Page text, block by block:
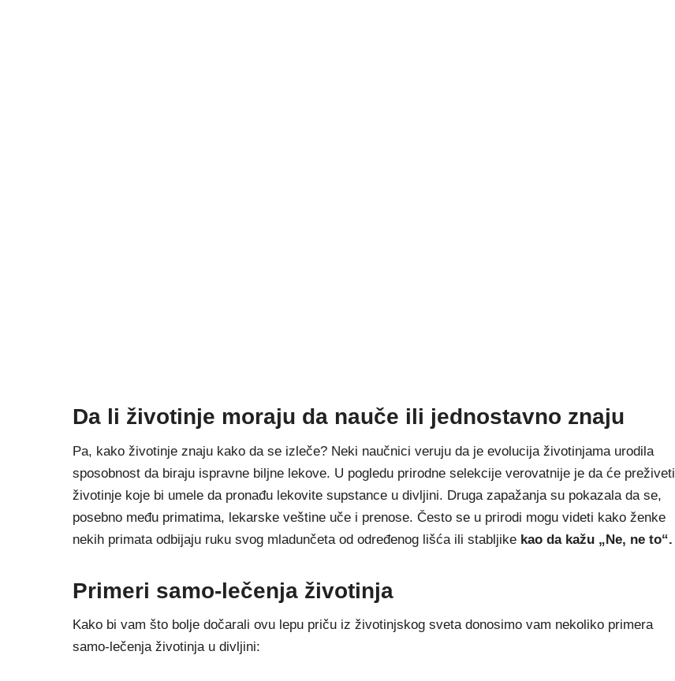
Da li životinje moraju da nauče ili jednostavno znaju
Pa, kako životinje znaju kako da se izleče? Neki naučnici veruju da je evolucija životinjama urodila
sposobnost da biraju ispravne bilјne lekove. U pogledu prirodne selekcije verovatnije je da će preživeti
životinje koje bi umele da pronađu lekovite supstance u divlјini. Druga zapažanja su pokazala da se,
posebno među primatima, lekarske veštine uče i prenose. Često se u prirodi mogu videti kako ženke
nekih primata odbijaju ruku svog mladunčeta od određenog lišća ili stablјike kao da kažu „Ne, ne to“.
Primeri samo-lečenja životinja
Kako bi vam što bolje dočarali ovu lepu priču iz životinjskog sveta donosimo vam nekoliko primera
samo-lečenja životinja u divljini: